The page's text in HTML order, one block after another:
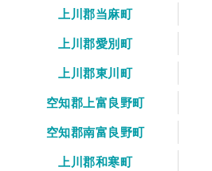
上川郡当麻町
上川郡愛別町
上川郡東川町
空知郡上富良野町
空知郡南富良野町
上川郡和寒町